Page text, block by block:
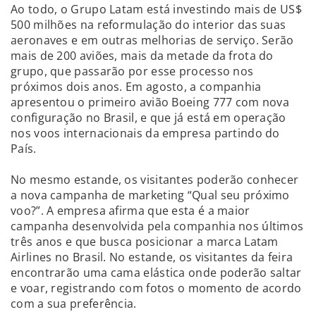
Ao todo, o Grupo Latam está investindo mais de US$
500 milhões na reformulação do interior das suas
aeronaves e em outras melhorias de serviço. Serão
mais de 200 aviões, mais da metade da frota do
grupo, que passarão por esse processo nos
próximos dois anos. Em agosto, a companhia
apresentou o primeiro avião Boeing 777 com nova
configuração no Brasil, e que já está em operação
nos voos internacionais da empresa partindo do
País.
No mesmo estande, os visitantes poderão conhecer
a nova campanha de marketing “Qual seu próximo
voo?”. A empresa afirma que esta é a maior
campanha desenvolvida pela companhia nos últimos
três anos e que busca posicionar a marca Latam
Airlines no Brasil. No estande, os visitantes da feira
encontrarão uma cama elástica onde poderão saltar
e voar, registrando com fotos o momento de acordo
com a sua preferência.